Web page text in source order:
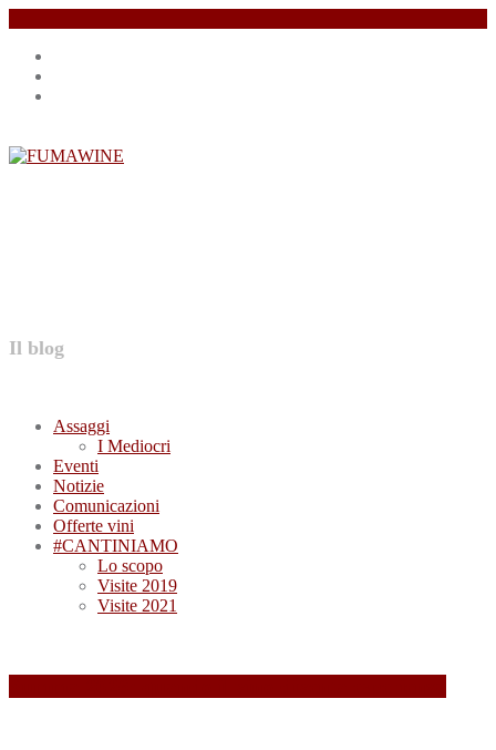
Salta
contenuto
Il blog
Assaggi
I Mediocri
Eventi
Notizie
Comunicazioni
Offerte vini
#CANTINIAMO
Lo scopo
Visite 2019
Visite 2021